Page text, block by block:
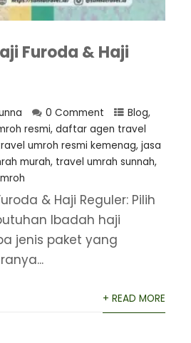
Furoda & Haji
0 Comment Blog,
resmi, daftar agen travel
umroh resmi kemenag, jasa
murah, travel umrah sunnah,
& Haji Reguler: Pilih
Ibadah haji
jenis paket yang
+ READ MORE